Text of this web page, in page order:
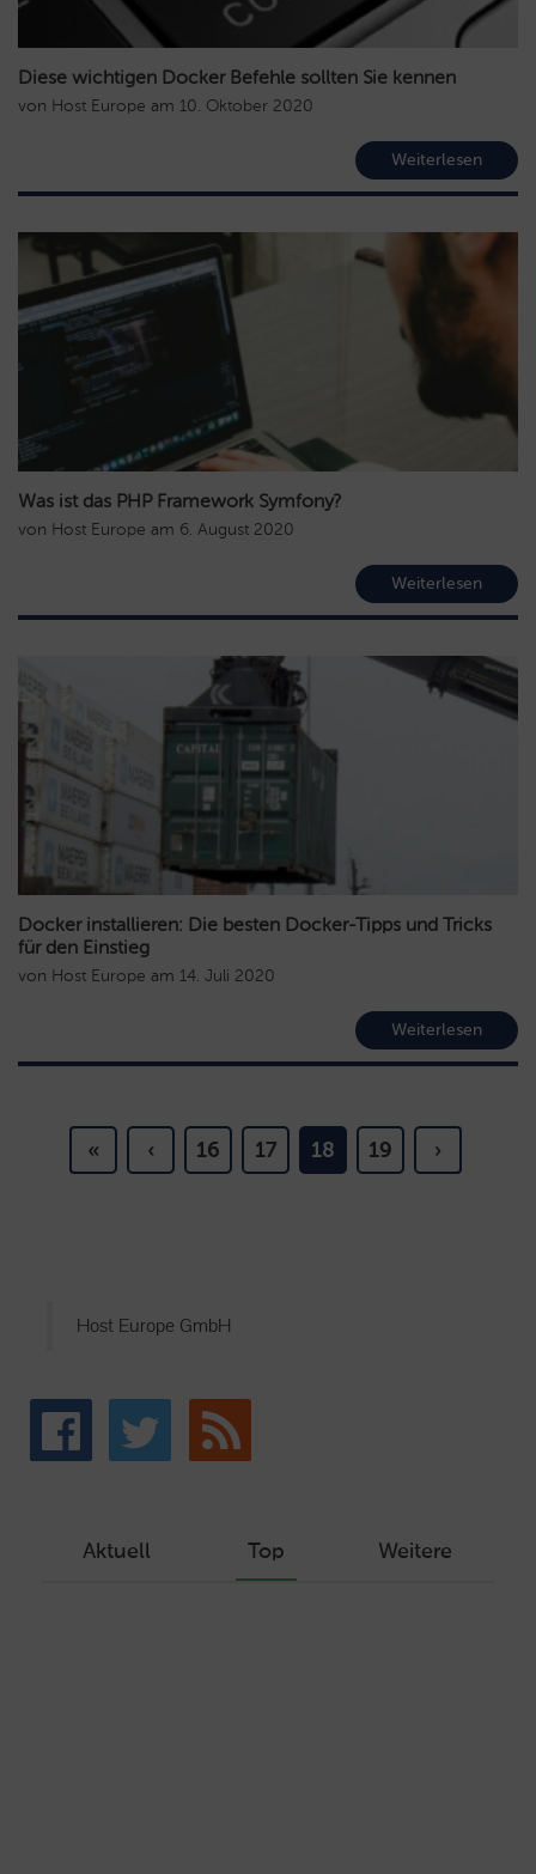
Diese wichtigen Docker Befehle sollten Sie kennen
von Host Europe am 10. Oktober 2020
Weiterlesen
Was ist das PHP Framework Symfony?
von Host Europe am 6. August 2020
Weiterlesen
Docker installieren: Die besten Docker-Tipps und Tricks
für den Einstieg
von Host Europe am 14. Juli 2020
Weiterlesen
« ‹ 16 17 18 19 ›
Host Europe GmbH
Aktuell Top Weitere